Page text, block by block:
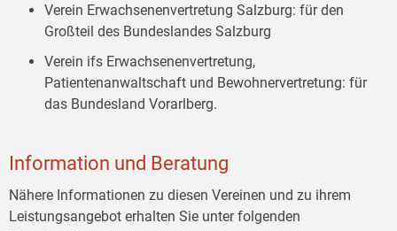
Verein Erwachsenenvertretung Salzburg: für den
Großteil des Bundeslandes Salzburg
Verein ifs Erwachsenenvertretung,
Patientenanwaltschaft und Bewohnervertretung: für
das Bundesland Vorarlberg.
Information und Beratung
Nähere Informationen zu diesen Vereinen und zu ihrem
Leistungsangebot erhalten Sie unter folgenden